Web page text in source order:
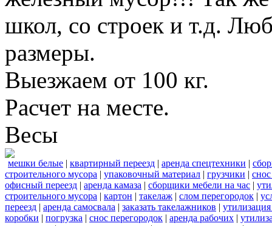
школ, со строек и т.д.
размеры.
Выезжаем от 100 кг.
Расчет на месте.
Весы
мешки белые | квартирный переезд | аренда спецтехники |
строительного мусора | упаковочный материал | грузчики |
офисный переезд | аренда камаза | сборщики мебели на час |
строительного мусора | картон | такелаж | слом перегородок |
переезд | аренда самосвала | заказать такелажников |
коробки | погрузка | снос перегородок | аренда рабочих |